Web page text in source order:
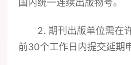
国内统一连续出版物号。
2. 期刊出版单位需在
前30个工作日内提交延期